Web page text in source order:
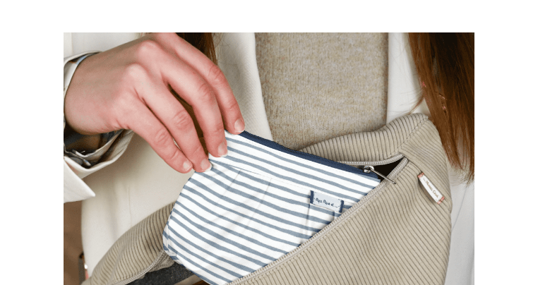
Grande Lanière
Amovible bleu
marine
9,50 €
Petite Lanière
Amovible bleu
marine
7,50 €